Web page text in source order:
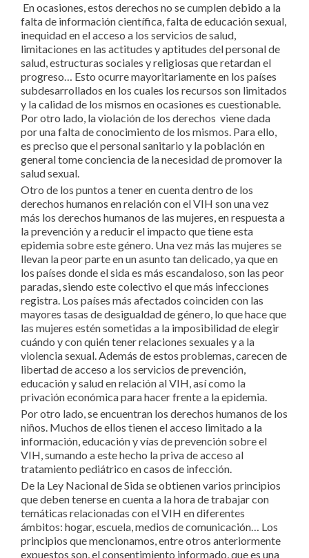
En ocasiones, estos derechos no se cumplen debido a la
falta de información científica, falta de educación sexual,
inequidad en el acceso a los servicios de salud,
limitaciones en las actitudes y aptitudes del personal de
salud, estructuras sociales y religiosas que retardan el
progreso… Esto ocurre mayoritariamente en los países
subdesarrollados en los cuales los recursos son limitados
y la calidad de los mismos en ocasiones es cuestionable.
Por otro lado, la violación de los derechos viene dada
por una falta de conocimiento de los mismos. Para ello,
es preciso que el personal sanitario y la población en
general tome conciencia de la necesidad de promover la
salud sexual.
Otro de los puntos a tener en cuenta dentro de los
derechos humanos en relación con el VIH son una vez
más los derechos humanos de las mujeres, en respuesta a
la prevención y a reducir el impacto que tiene esta
epidemia sobre este género. Una vez más las mujeres se
llevan la peor parte en un asunto tan delicado, ya que en
los países donde el sida es más escandaloso, son las peor
paradas, siendo este colectivo el que más infecciones
registra. Los países más afectados coinciden con las
mayores tasas de desigualdad de género, lo que hace que
las mujeres estén sometidas a la imposibilidad de elegir
cuándo y con quién tener relaciones sexuales y a la
violencia sexual. Además de estos problemas, carecen de
libertad de acceso a los servicios de prevención,
educación y salud en relación al VIH, así como la
privación económica para hacer frente a la epidemia.
Por otro lado, se encuentran los derechos humanos de los
niños. Muchos de ellos tienen el acceso limitado a la
información, educación y vías de prevención sobre el
VIH, sumando a este hecho la priva de acceso al
tratamiento pediátrico en casos de infección.
De la Ley Nacional de Sida se obtienen varios principios
que deben tenerse en cuenta a la hora de trabajar con
temáticas relacionadas con el VIH en diferentes
ámbitos: hogar, escuela, medios de comunicación… Los
principios que mencionamos, entre otros anteriormente
expuestos son, el consentimiento informado, que es una